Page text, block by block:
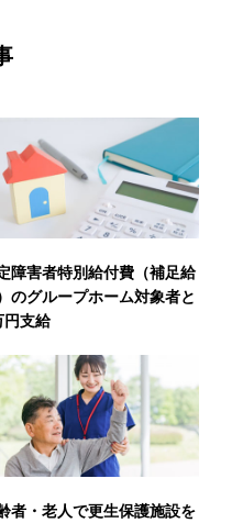
障害者特別給付費（補足給
のグループホーム対象者と
円支給
者・老人で更生保護施設を